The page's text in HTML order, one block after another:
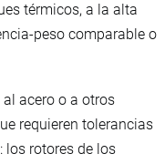
térmicos, a la alta
peso comparable o
acero o a otros
requieren tolerancias
los rotores de los